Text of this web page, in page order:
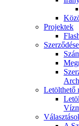
Projektek
Letölthető